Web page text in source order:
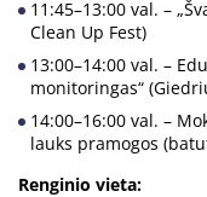
11:45–13:00 val. –
Clean Up Fest)
13:00–14:00 val. –
monitoringas“
14:00–16:00 val. –
lauks pramogos
Renginio vieta: